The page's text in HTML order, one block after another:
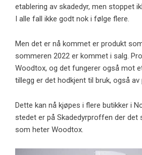
etablering av skadedyr, men stoppet
I alle fall ikke godt nok i følge flere.
Men det er nå kommet er produkt
sommeren 2022 er kommet i salg.
Woodtox, og det fungerer også mot
tillegg er det hodkjent til bruk, også av
Dette kan nå kjøpes i flere butikker i
stedet er på Skadedyrproffen der det
som heter Woodtox.